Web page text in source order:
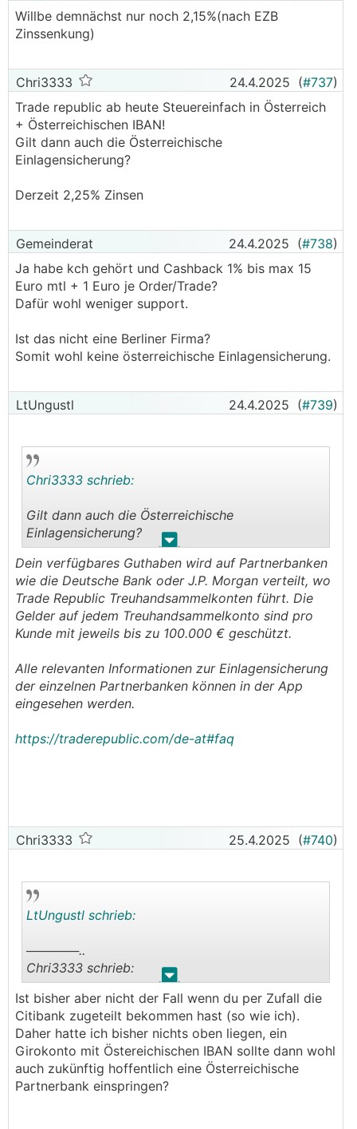
Willbe demnächst nur noch 2,15%(nach EZB
Zinssenkung)
Chri3333 24.4.2025 (#737)
Trade republic ab heute Steuereinfach in Österreich
+ Österreichischen IBAN!
Gilt dann auch die Österreichische
Einlagensicherung?
Derzeit 2,25% Zinsen
Gemeinderat 24.4.2025 (#738)
Ja habe kch gehört und Cashback 1% bis max 15
Euro mtl + 1 Euro je Order/Trade?
Dafür wohl weniger support.
Ist das nicht eine Berliner Firma?
Somit wohl keine österreichische Einlagensicherung.
LtUngustl 24.4.2025 (#739)
. .
Chri3333 schrieb:
Gilt dann auch die Österreichische
Einlagensicherung?
Dein verfügbares Guthaben wird auf Partnerbanken
wie die Deutsche Bank oder J.P. Morgan verteilt, wo
Trade Republic Treuhandsammelkonten führt. Die
Gelder auf jedem Treuhandsammelkonto sind pro
Kunde mit jeweils bis zu 100.000 € geschützt.
Alle relevanten Informationen zur Einlagensicherung
der einzelnen Partnerbanken können in der App
eingesehen werden.
https://traderepublic.com/de-at#faq
Chri3333 25.4.2025 (#740)
. .
LtUngustl schrieb:
──────..
Chri3333 schrieb:
Gilt dann auch die Österreichische
Einlagensicherung?
───────────────
Dein verfügbares Guthaben wird auf
Ist bisher aber nicht der Fall wenn du per Zufall die
Citibank zugeteilt bekommen hast (so wie ich).
Daher hatte ich bisher nichts oben liegen, ein
Girokonto mit Östereichischen IBAN sollte dann wohl
auch zukünftig hoffentlich eine Österreichische
Partnerbank einspringen?